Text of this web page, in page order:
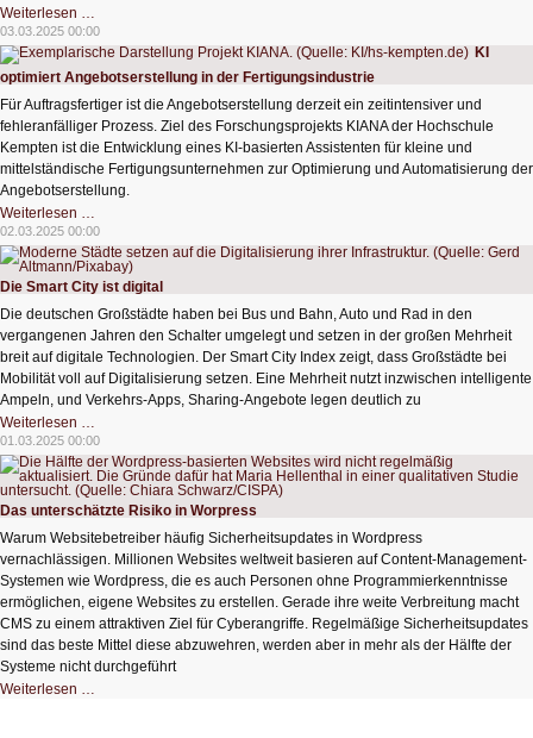
Weiterlesen …
Power
für
Glasfasernetze
03.03.2025 00:00
KI
optimiert Angebotserstellung in der Fertigungsindustrie
Für Auftragsfertiger ist die Angebotserstellung derzeit ein zeitintensiver und
fehleranfälliger Prozess. Ziel des Forschungsprojekts KIANA der Hochschule
Kempten ist die Entwicklung eines KI-basierten Assistenten für kleine und
mittelständische Fertigungsunternehmen zur Optimierung und Automatisierung der
Angebotserstellung.
Weiterlesen …
optimiert
Angebotserstellung
in
der
Fertigungsindustrie
02.03.2025 00:00
Die Smart City ist digital
Die deutschen Großstädte haben bei Bus und Bahn, Auto und Rad in den
vergangenen Jahren den Schalter umgelegt und setzen in der großen Mehrheit
breit auf digitale Technologien. Der Smart City Index zeigt, dass Großstädte bei
Mobilität voll auf Digitalisierung setzen. Eine Mehrheit nutzt inzwischen intelligente
Ampeln, und Verkehrs-Apps, Sharing-Angebote legen deutlich zu
Weiterlesen …
Smart
City
ist
digital
01.03.2025 00:00
Das unterschätzte Risiko in Worpress
Warum Websitebetreiber häufig Sicherheitsupdates in Wordpress
vernachlässigen. Millionen Websites weltweit basieren auf Content-Management-
Systemen wie Wordpress, die es auch Personen ohne Programmierkenntnisse
ermöglichen, eigene Websites zu erstellen. Gerade ihre weite Verbreitung macht
CMS zu einem attraktiven Ziel für Cyberangriffe. Regelmäßige Sicherheitsupdates
sind das beste Mittel diese abzuwehren, werden aber in mehr als der Hälfte der
Systeme nicht durchgeführt
Weiterlesen …